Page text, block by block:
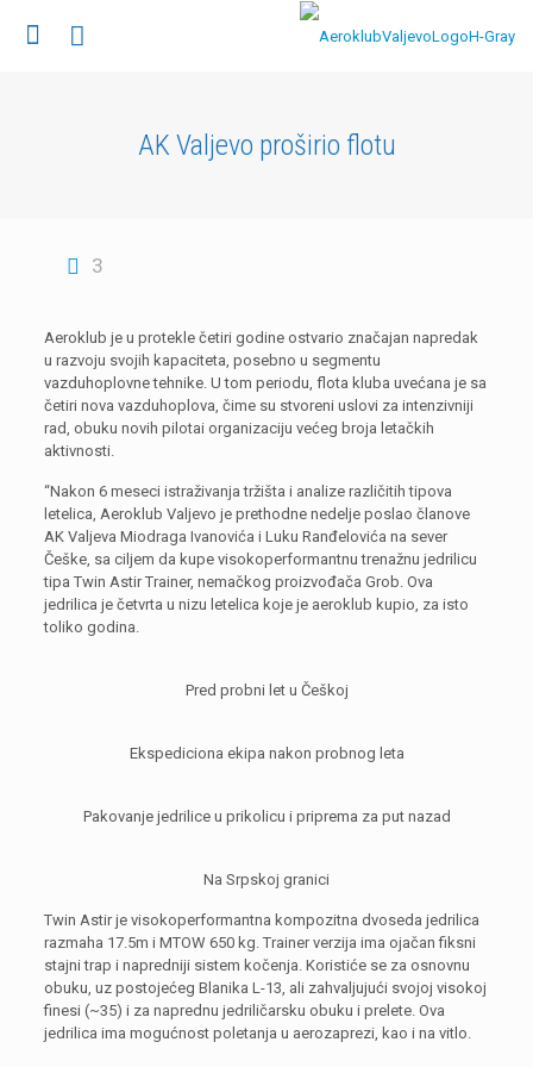
AK Valjevo proširio flotu
3
Aeroklub je u protekle četiri godine ostvario značajan napredak
u razvoju svojih kapaciteta, posebno u segmentu
vazduhoplovne tehnike. U tom periodu, flota kluba uvećana je sa
četiri nova vazduhoplova, čime su stvoreni uslovi za intenzivniji
rad, obuku novih pilotai organizaciju većeg broja letačkih
aktivnosti.
“Nakon 6 meseci istraživanja tržišta i analize različitih tipova
letelica, Aeroklub Valjevo je prethodne nedelje poslao članove
AK Valjeva Miodraga Ivanovića i Luku Ranđelovića na sever
Češke, sa ciljem da kupe visokoperformantnu trenažnu jedrilicu
tipa Twin Astir Trainer, nemačkog proizvođača Grob. Ova
jedrilica je četvrta u nizu letelica koje je aeroklub kupio, za isto
toliko godina.
Pred probni let u Češkoj
Ekspediciona ekipa nakon probnog leta
Pakovanje jedrilice u prikolicu i priprema za put nazad
Na Srpskoj granici
Twin Astir je visokoperformantna kompozitna dvoseda jedrilica
razmaha 17.5m i MTOW 650 kg. Trainer verzija ima ojačan fiksni
stajni trap i napredniji sistem kočenja. Koristiće se za osnovnu
obuku, uz postojećeg Blanika L-13, ali zahvaljujući svojoj visokoj
finesi (~35) i za naprednu jedriličarsku obuku i prelete. Ova
jedrilica ima mogućnost poletanja u aerozaprezi, kao i na vitlo.